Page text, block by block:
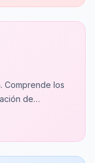
Comprende los
de